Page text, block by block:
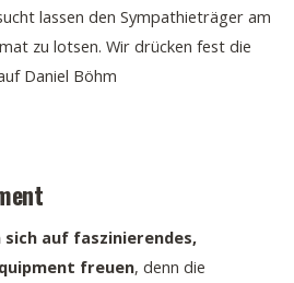
lassen den Sympathieträger am
zu lotsen. Wir drücken fest die
Daniel Böhm
auf faszinierendes,
freuen, denn die